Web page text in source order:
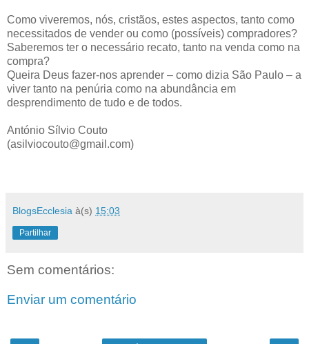
Como viveremos, nós, cristãos, estes aspectos, tanto como
necessitados de vender ou como (possíveis) compradores?
Saberemos ter o necessário recato, tanto na venda como na
compra?
Queira Deus fazer-nos aprender – como dizia São Paulo – a
viver tanto na penúria como na abundância em
desprendimento de tudo e de todos.
António Sílvio Couto
(asilviocouto@gmail.com)
BlogsEcclesia à(s) 15:03
Partilhar
Sem comentários:
Enviar um comentário